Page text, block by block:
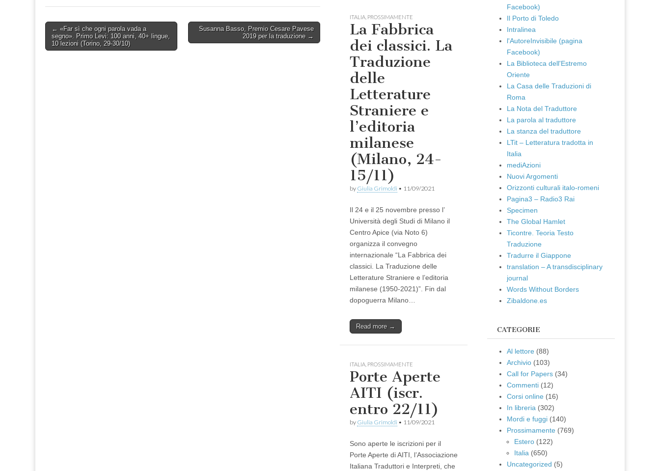
Post
navigation
← «Far sì che ogni parola vada a
segno». Primo Levi: 100 anni, 40+ lingue,
10 lezioni (Torino, 29-30/10)
Susanna Basso, Premio Cesare Pavese
2019 per la traduzione →
ITALIA PROSSIMAMENTE
La Fabbrica
dei classici. La
Traduzione
delle
Letterature
Straniere e
l’editoria
milanese
(Milano, 24-
15/11)
by Giulia Grimoldi • 11/09/2021
Il 24 e il 25 novembre presso l’
Università degli Studi di Milano il
Centro Apice (via Noto 6)
organizza il convegno
internazionale “La Fabbrica dei
classici. La Traduzione delle
Letterature Straniere e l’editoria
milanese (1950-2021)”. Fin dal
dopoguerra Milano…
Read more →
ITALIA PROSSIMAMENTE
Porte Aperte
AITI (iscr.
entro 22/11)
by Giulia Grimoldi • 11/09/2021
Sono aperte le iscrizioni per il
Porte Aperte di AITI, l’Associazione
Italiana Traduttori e Interpreti, che
Facebook)
Il Porto di Toledo
Intralinea
l'AutoreInvisibile (pagina
Facebook)
La Biblioteca dell'Estremo
Oriente
La Casa delle Traduzioni di
Roma
La Nota del Traduttore
La parola al traduttore
La stanza del traduttore
LTit – Letteratura tradotta in
Italia
mediAzioni
Nuovi Argomenti
Orizzonti culturali italo-romeni
Pagina3 – Radio3 Rai
Specimen
The Global Hamlet
Ticontre. Teoria Testo
Traduzione
Tradurre il Giappone
translation – A transdisciplinary
journal
Words Without Borders
Zibaldone.es
CATEGORIE
Al lettore (88)
Archivio (103)
Call for Papers (34)
Commenti (12)
Corsi online (16)
In libreria (302)
Mordi e fuggi (140)
Prossimamente (769)
Estero (122)
Italia (650)
Uncategorized (5)